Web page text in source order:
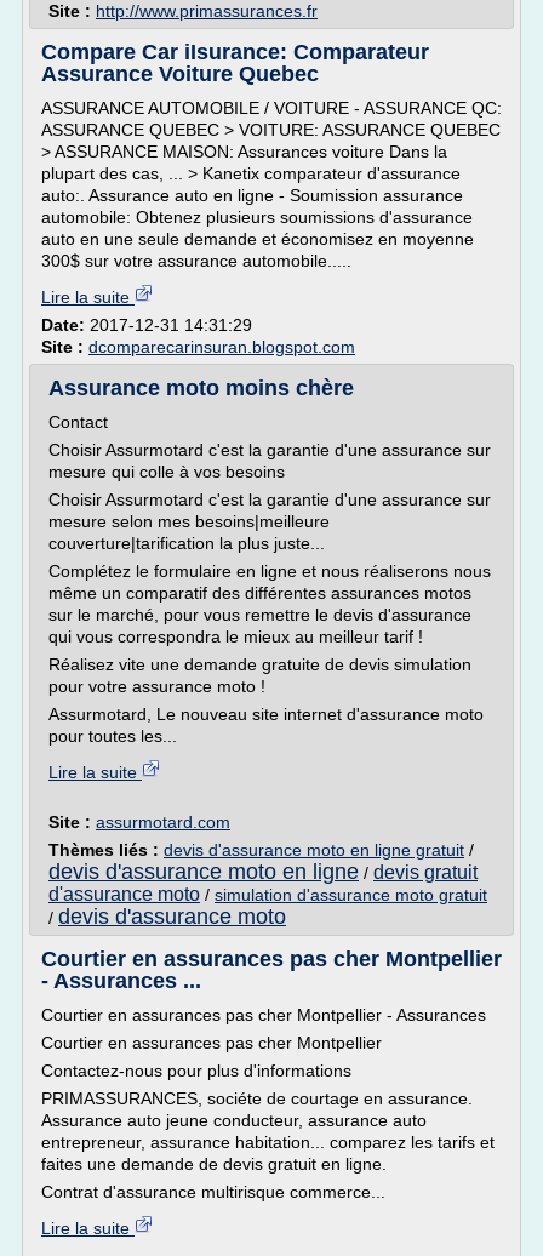
Site : http://www.primassurances.fr
Compare Car iIsurance: Comparateur
Assurance Voiture Quebec
ASSURANCE AUTOMOBILE / VOITURE - ASSURANCE QC:
ASSURANCE QUEBEC > VOITURE: ASSURANCE QUEBEC
> ASSURANCE MAISON: Assurances voiture Dans la
plupart des cas, ... > Kanetix comparateur d'assurance
auto:. Assurance auto en ligne - Soumission assurance
automobile: Obtenez plusieurs soumissions d'assurance
auto en une seule demande et économisez en moyenne
300$ sur votre assurance automobile.....
Lire la suite
Date: 2017-12-31 14:31:29
Site : dcomparecarinsuran.blogspot.com
Assurance moto moins chère
Contact
Choisir Assurmotard c'est la garantie d'une assurance sur
mesure qui colle à vos besoins
Choisir Assurmotard c'est la garantie d'une assurance sur
mesure selon mes besoins|meilleure
couverture|tarification la plus juste...
Complétez le formulaire en ligne et nous réaliserons nous
même un comparatif des différentes assurances motos
sur le marché, pour vous remettre le devis d'assurance
qui vous correspondra le mieux au meilleur tarif !
Réalisez vite une demande gratuite de devis simulation
pour votre assurance moto !
Assurmotard, Le nouveau site internet d'assurance moto
pour toutes les...
Lire la suite
Site : assurmotard.com
Thèmes liés : devis d'assurance moto en ligne gratuit /
devis d'assurance moto en ligne / devis gratuit
d'assurance moto / simulation d'assurance moto gratuit
/ devis d'assurance moto
Courtier en assurances pas cher Montpellier
- Assurances ...
Courtier en assurances pas cher Montpellier - Assurances
Courtier en assurances pas cher Montpellier
Contactez-nous pour plus d'informations
PRIMASSURANCES, sociéte de courtage en assurance.
Assurance auto jeune conducteur, assurance auto
entrepreneur, assurance habitation... comparez les tarifs et
faites une demande de devis gratuit en ligne.
Contrat d'assurance multirisque commerce...
Lire la suite